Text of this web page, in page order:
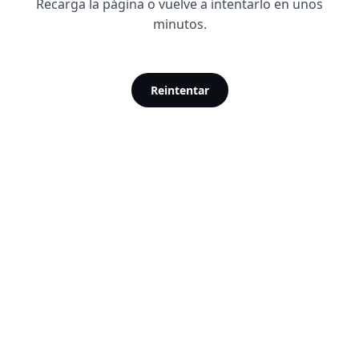
Recarga la página o vuelve a intentarlo en unos
minutos.
Reintentar